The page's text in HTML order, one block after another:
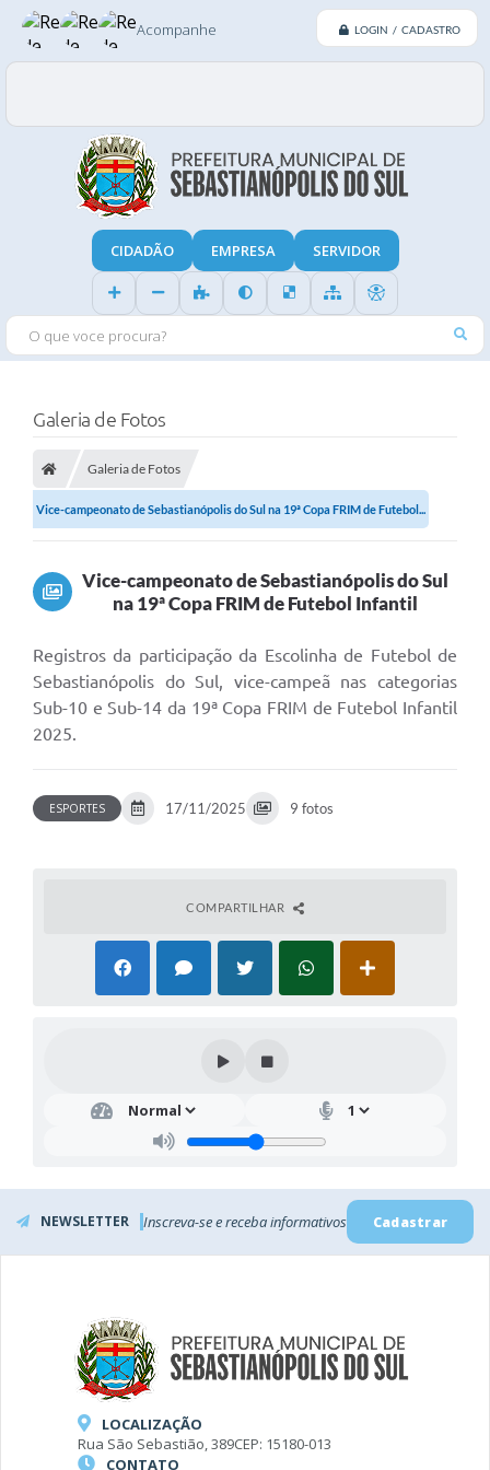
LOGIN / CADASTRO
O QUE VOCE PROCURA?
Acompanhe
CIDADÃO EMPRESA SERVIDOR
Galeria de Fotos
Galeria de Fotos
Vice-campeonato de Sebastianópolis do Sul na 19ª Copa FRIM de Futebol...
Vice-campeonato de Sebastianópolis do Sul
na 19ª Copa FRIM de Futebol Infantil
Registros da participação da Escolinha de Futebol de
Sebastianópolis do Sul, vice-campeã nas categorias
Sub-10 e Sub-14 da 19ª Copa FRIM de Futebol Infantil
2025.
ESPORTES 17/11/2025 9 fotos
COMPARTILHAR
NEWSLETTER Inscreva-se e receba informativos Cadastrar
LOCALIZAÇÃO
Rua São Sebastião, 389CEP: 15180-013
CONTATO